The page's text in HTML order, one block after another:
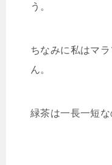
う。
ちなみに私はマ
ん。
緑茶は一長一短